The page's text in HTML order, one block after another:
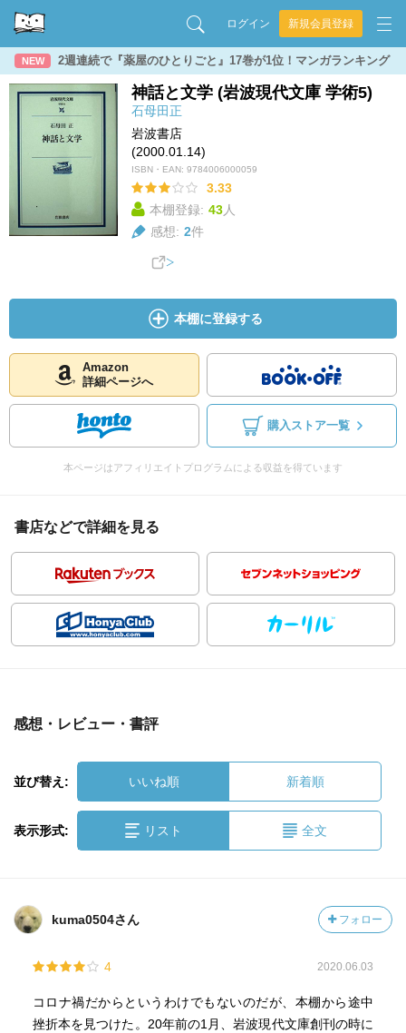
ログイン 新規会員登録
NEW 2週連続で『薬屋のひとりごと』17巻が1位！マンガランキング
神話と文学 (岩波現代文庫 学術5)
石母田正
岩波書店
(2000.01.14)
ISBN・EAN: 9784006000059
3.33
本棚登録: 43人
感想: 2件
本棚に登録する
Amazon
詳細ページへ
購入ストア一覧
本ページはアフィリエイトプログラムによる収益を得ています
書店などで詳細を見る
感想・レビュー・書評
並び替え: いいね順 新着順
表示形式: リスト 全文
kuma0504さん フォロー
4 2020.06.03
コロナ禍だからというわけでもないのだが、本棚から途中
挫折本を見つけた。20年前の1月、岩波現代文庫創刊の時に